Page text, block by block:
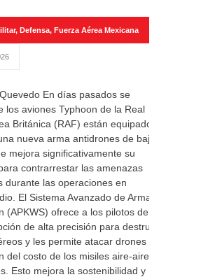
, Defensa, Fuerza Aérea Mexicana
En días pasados se
los aviones Typhoon de la Real
Británica (RAF) están equipados
nueva arma antidrones de bajo
mejora significativamente su
contrarrestar las amenazas
durante las operaciones en
El Sistema Avanzado de Armas
(APKWS) ofrece a los pilotos de la
de alta precisión para destruir
y les permite atacar drones a
del costo de los misiles aire-aire
Esto mejora la sostenibilidad y